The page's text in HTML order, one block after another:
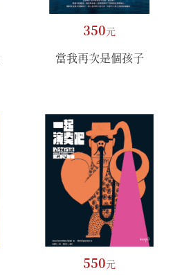
350元
當我再次是個孩子
550元